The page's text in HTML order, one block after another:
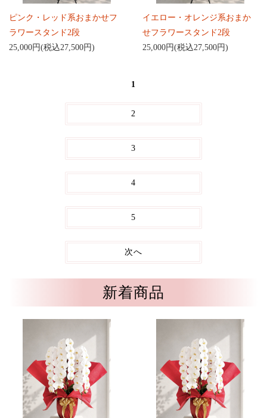
ピンク・レッド系おまかせフ
ラワースタンド2段
25,000円(税込27,500円)
イエロー・オレンジ系おまか
せフラワースタンド2段
25,000円(税込27,500円)
1
2
3
4
5
次へ
新着商品